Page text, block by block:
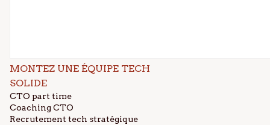
MONTEZ UNE ÉQUIPE TECH
SOLIDE
CTO part time
Coaching CTO
Recrutement tech stratégique